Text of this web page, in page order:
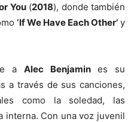
You(2018), donde también
‘If We Have Each Other’ y
a Alec Benjamines su
a través de sus canciones,
como la soledad, las
interna. Con una voz juvenil